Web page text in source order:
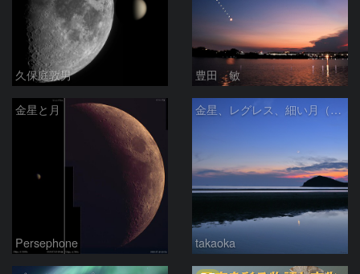
久保庭敦男 豊田 敏
金星と月
Persephone
金星、レグレス、細い月（７月１６日）
takaoka